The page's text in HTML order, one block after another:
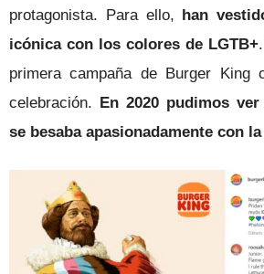
protagonista. Para ello, han
icónica con los colores de LGTB+
primera campaña de Burger King
celebración. En 2020 pudimos
se besaba apasionadamente con la